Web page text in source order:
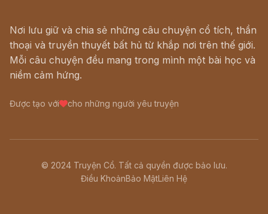
Nơi lưu giữ và chia sẻ những câu chuyện cổ tích, thần
thoại và truyền thuyết bất hủ từ khắp nơi trên thế giới.
Mỗi câu chuyện đều mang trong mình một bài học và
niềm cảm hứng.
Được tạo với cho những người yêu truyện
© 2024 Truyện Cổ. Tất cả quyền được bảo lưu.
Điều KhoảnBảo MậtLiên Hệ